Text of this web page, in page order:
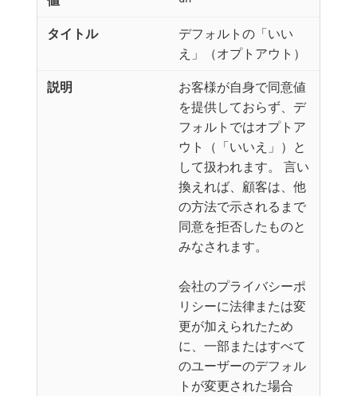
デフォルトの「いい
え」（オプトアウト）
お客様が自身で同意値
を提供しておらず、デ
フォルトではオプトア
ウト（「いいえ」）と
して扱われます。 言い
換えれば、顧客は、他
の方法で示されるまで
同意を拒否したものと
みなされます。
会社のプライバシーポ
リシーに法律または変
更が加えられたため
に、一部またはすべて
のユーザーのデフォル
トが変更された場合